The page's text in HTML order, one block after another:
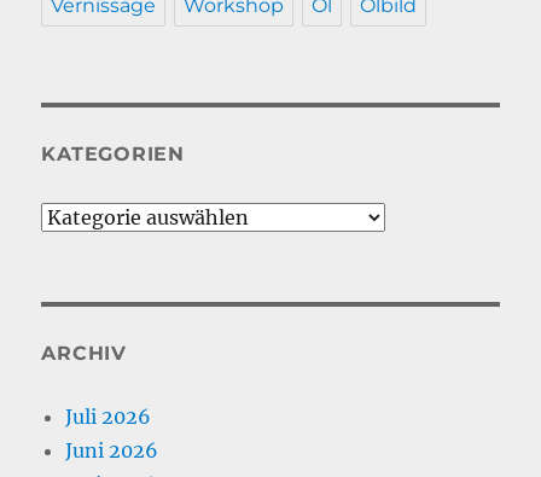
Vernissage Workshop Öl Ölbild
KATEGORIEN
Kategorien
ARCHIV
Juli 2026
Juni 2026